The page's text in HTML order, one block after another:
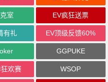
室 EV疯狂送票
有礼 EV顶级反馈60%
GGPUKE
欢赛 WSOP